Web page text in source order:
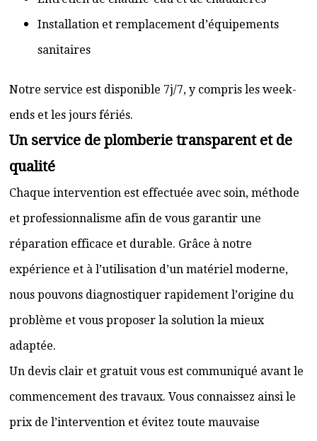
Installation et remplacement d’équipements
sanitaires
Notre service est disponible 7j/7, y compris les week-
ends et les jours fériés.
Un service de plomberie transparent et de
qualité
Chaque intervention est effectuée avec soin, méthode
et professionnalisme afin de vous garantir une
réparation efficace et durable. Grâce à notre
expérience et à l’utilisation d’un matériel moderne,
nous pouvons diagnostiquer rapidement l’origine du
problème et vous proposer la solution la mieux
adaptée.
Un devis clair et gratuit vous est communiqué avant le
commencement des travaux. Vous connaissez ainsi le
prix de l’intervention et évitez toute mauvaise